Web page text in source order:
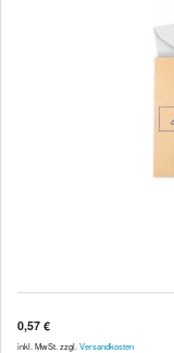
0,57 €
inkl. MwSt. zzgl. Versandkosten